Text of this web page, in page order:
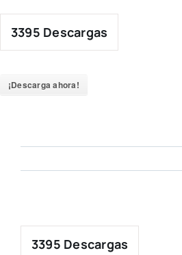
content
3395 Descargas
¡Descarga ahora!
3395 Descargas